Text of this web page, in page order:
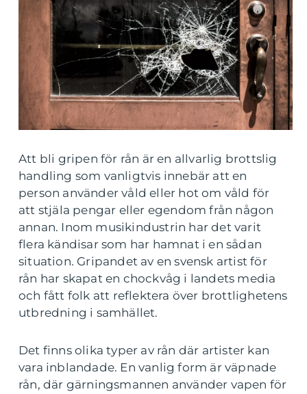
Att bli gripen för rån är en allvarlig brottslig
handling som vanligtvis innebär att en
person använder våld eller hot om våld för
att stjäla pengar eller egendom från någon
annan. Inom musikindustrin har det varit
flera kändisar som har hamnat i en sådan
situation. Gripandet av en svensk artist för
rån har skapat en chockvåg i landets media
och fått folk att reflektera över brottlighetens
utbredning i samhället.
Det finns olika typer av rån där artister kan
vara inblandade. En vanlig form är väpnade
rån, där gärningsmannen använder vapen för